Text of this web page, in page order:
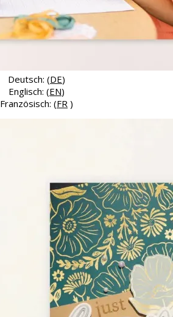
Deutsch: (DE)
Englisch: (EN)
Französisch: (FR )